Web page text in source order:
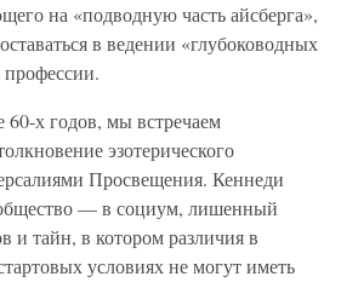
на «подводную часть айсберга»,
в ведении «глубоководных
профессии.
60-х годов, мы встречаем
эзотерического
Просвещения. Кеннеди
— в социум, лишенный
и тайн, в котором различия в
условиях не могут иметь